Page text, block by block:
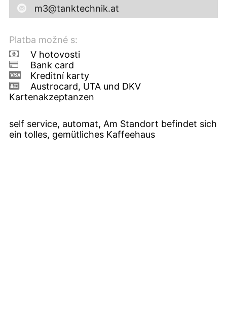
m3@tanktechnik.at
Platba možné s:
V hotovosti
Bank card
Kreditní karty
Austrocard, UTA und DKV
Kartenakzeptanzen
self service, automat, Am Standort befindet sich
ein tolles, gemütliches Kaffeehaus